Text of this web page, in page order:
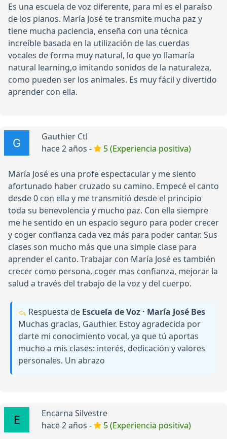
Es una escuela de voz diferente, para mí es el paraíso
de los pianos. María José te transmite mucha paz y
tiene mucha paciencia, enseña con una técnica
increíble basada en la utilización de las cuerdas
vocales de forma muy natural, lo que yo llamaría
natural learning,o imitando sonidos de la naturaleza,
como pueden ser los animales. Es muy fácil y divertido
aprender con ella.
Gauthier Ctl
hace 2 años -
5 (Experiencia positiva)
María José es una profe espectacular y me siento
afortunado haber cruzado su camino. Empecé el canto
desde 0 con ella y me transmitió desde el principio
toda su benevolencia y mucho paz. Con ella siempre
me he sentido en un espacio seguro para poder crecer
y coger confianza cada vez más para poder cantar. Sus
clases son mucho más que una simple clase para
aprender el canto. Trabajar con María José es también
crecer como persona, coger mas confianza, mejorar la
salud a través del trabajo de la voz y del cuerpo.
Respuesta de Escuela de Voz · María José Bes
Muchas gracias, Gauthier. Estoy agradecida por
darte mi conocimiento vocal, ya que tú aportas
mucho a mis clases: interés, dedicación y valores
personales. Un abrazo
Encarna Silvestre
hace 2 años -
5 (Experiencia positiva)